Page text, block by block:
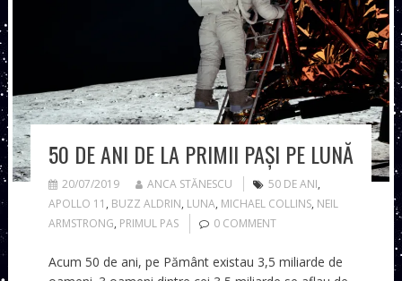
50 DE ANI DE LA PRIMII PAȘI PE LUNĂ
20/07/2019 ANCA STĂNESCU 50 DE ANI,
APOLLO 11 , BUZZ ALDRIN, LUNA, MICHAEL COLLINS, NEIL
ARMSTRONG, PRIMUL PAS 0 COMMENT
Acum 50 de ani, pe Pământ existau 3,5 miliarde de